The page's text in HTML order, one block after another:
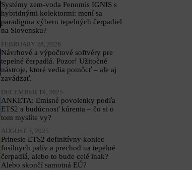
Systémy zem-voda Fenomis IGNIS s
hybridnými kolektormi: mení sa
paradigma výberu tepelných čerpadiel
na Slovensku?
FEBRUARY 28, 2026
Návrhové a výpočtové softvéry pre
tepelné čerpadlá. Pozor! Užitočné
nástroje, ktoré vedia pomôcť – ale aj
zavádzať.
DECEMBER 19, 2025
ANKETA: Emisné povolenky podľa
ETS2 a budúcnosť kúrenia – čo si o
tom myslíte vy?
AUGUST 5, 2025
Prinesie ETS2 definitívny koniec
fosílnych palív a prechod na tepelné
čerpadlá, alebo to bude celé inak?
Alebo skončí samotná EÚ?